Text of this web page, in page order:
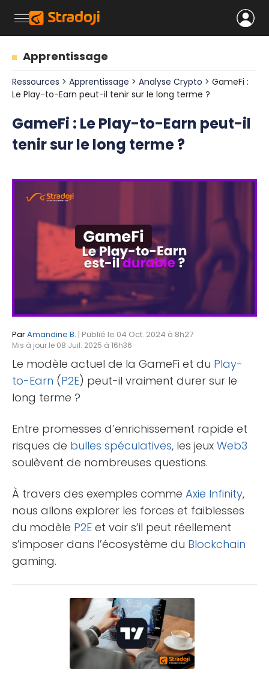
Apprentissage
Ressources > Apprentissage > Analyse Crypto > GameFi :
Le Play-to-Earn peut-il tenir sur le long terme ?
GameFi : Le Play-to-Earn peut-il
tenir sur le long terme ?
ParAmandine B. | Publié le 04 Oct. 2024 à 8h27
Mis à jour le 08 Juil. 2025 à 16h36
Le modèle actuel de la GameFi et du Play-
to-Earn (P2E) peut-il vraiment durer sur le
long terme ?
Entre promesses d’enrichissement rapide et
risques de bulles spéculatives, les jeux Web3
soulèvent de nombreuses questions.
À travers des exemples comme Axie Infinity,
nous allons explorer les forces et faiblesses
du modèle P2E et voir s’il peut réellement
s’imposer dans l’écosystème du Blockchain
gaming.